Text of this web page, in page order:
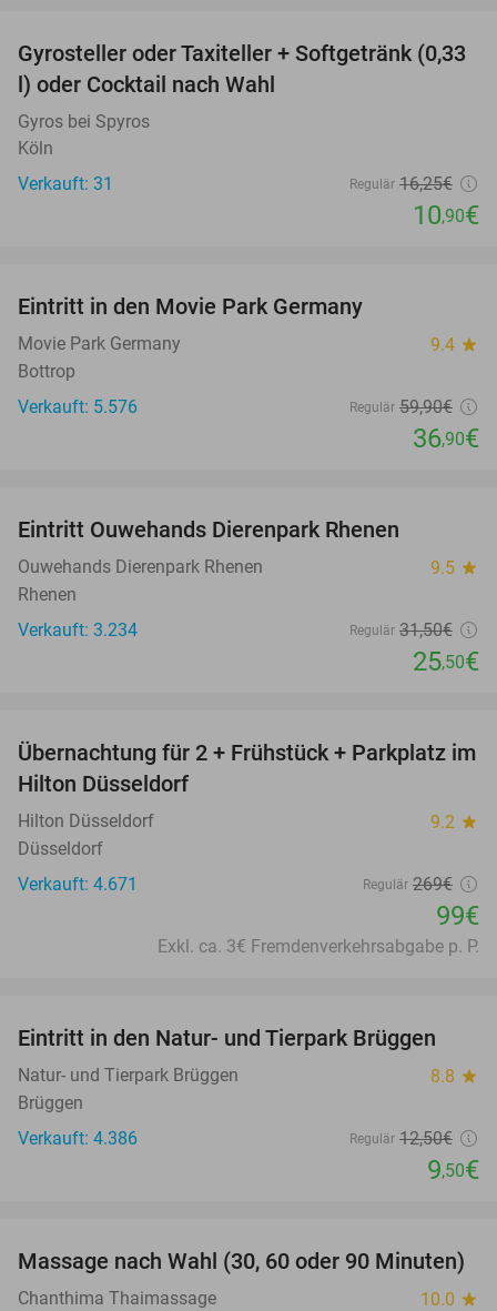
33%
Gyrosteller oder Taxiteller + Softgetränk (0,33
l) oder Cocktail nach Wahl
Gyros bei Spyros
Köln
Verkauft: 31
Regulär 16,25€
10,90€
Eintritt in den Movie Park Germany
Movie Park Germany 9.4 star
Bottrop
Verkauft: 5.576
Regulär 59,90€
36,90€
Eintritt Ouwehands Dierenpark Rhenen
Ouwehands Dierenpark Rhenen 9.5 star
Rhenen
Verkauft: 3.234
Regulär 31,50€
25,50€
63%
Übernachtung für 2 + Frühstück + Parkplatz im
Hilton Düsseldorf
Hilton Düsseldorf 9.2 star
Düsseldorf
Verkauft: 4.671
Regulär 269€
99€
Exkl. ca. 3€ Fremdenverkehrsabgabe p. P.
24%
Eintritt in den Natur- und Tierpark Brüggen
Natur- und Tierpark Brüggen 8.8 star
Brüggen
Verkauft: 4.386
Regulär 12,50€
9,50€
34%
Massage nach Wahl (30, 60 oder 90 Minuten)
Chanthima Thaimassage 10.0 star